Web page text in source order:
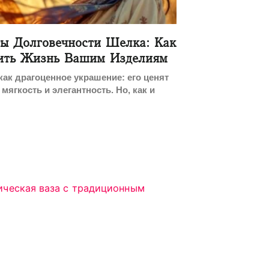
Долговечности Шелка: Как
Жизнь Вашим Изделиям
драгоценное украшение: его ценят
и элегантность. Но, как и